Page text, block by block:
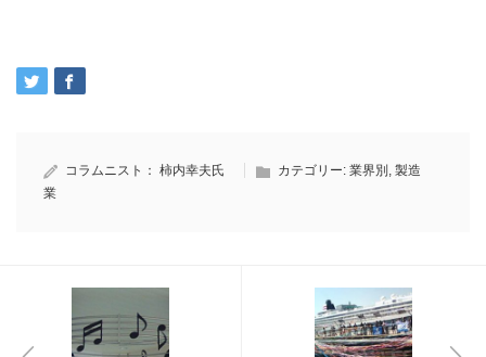
コラムニスト： 柿内幸夫氏 カテゴリー: 業界別 製造
業